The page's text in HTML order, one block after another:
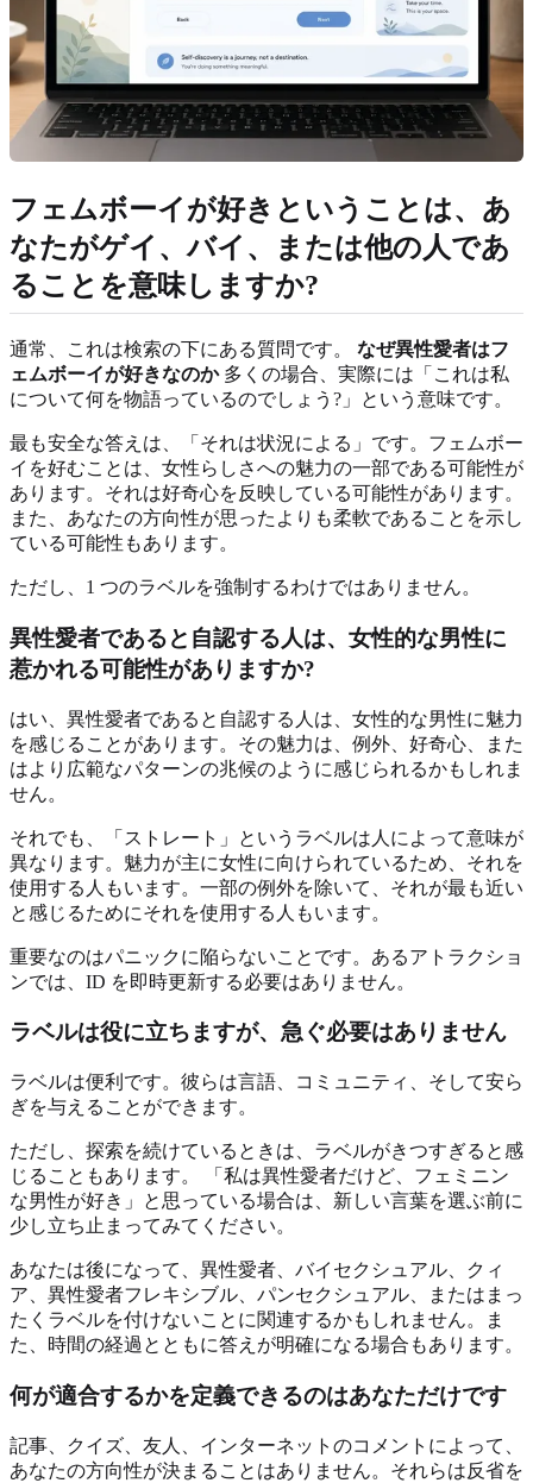
フェムボーイが好きということは、あ
なたがゲイ、バイ、または他の人であ
ることを意味しますか?
通常、これは検索の下にある質問です。 なぜ異性愛者はフ
ェムボーイが好きなのか多くの場合、実際には「これは私
について何を物語っているのでしょう?」という意味です。
最も安全な答えは、「それは状況による」です。フェムボー
イを好むことは、女性らしさへの魅力の一部である可能性が
あります。それは好奇心を反映している可能性があります。
また、あなたの方向性が思ったよりも柔軟であることを示し
ている可能性もあります。
ただし、1 つのラベルを強制するわけではありません。
異性愛者であると自認する人は、女性的な男性に
惹かれる可能性がありますか?
はい、異性愛者であると自認する人は、女性的な男性に魅力
を感じることがあります。その魅力は、例外、好奇心、また
はより広範なパターンの兆候のように感じられるかもしれま
せん。
それでも、「ストレート」というラベルは人によって意味が
異なります。魅力が主に女性に向けられているため、それを
使用する人もいます。一部の例外を除いて、それが最も近い
と感じるためにそれを使用する人もいます。
重要なのはパニックに陥らないことです。あるアトラクショ
ンでは、ID を即時更新する必要はありません。
ラベルは役に立ちますが、急ぐ必要はありません
ラベルは便利です。彼らは言語、コミュニティ、そして安ら
ぎを与えることができます。
ただし、探索を続けているときは、ラベルがきつすぎると感
じることもあります。 「私は異性愛者だけど、フェミニン
な男性が好き」と思っている場合は、新しい言葉を選ぶ前に
少し立ち止まってみてください。
あなたは後になって、異性愛者、バイセクシュアル、クィ
ア、異性愛者フレキシブル、パンセクシュアル、またはまっ
たくラベルを付けないことに関連するかもしれません。ま
た、時間の経過とともに答えが明確になる場合もあります。
何が適合するかを定義できるのはあなただけです
記事、クイズ、友人、インターネットのコメントによって、
あなたの方向性が決まることはありません。それらは反省を